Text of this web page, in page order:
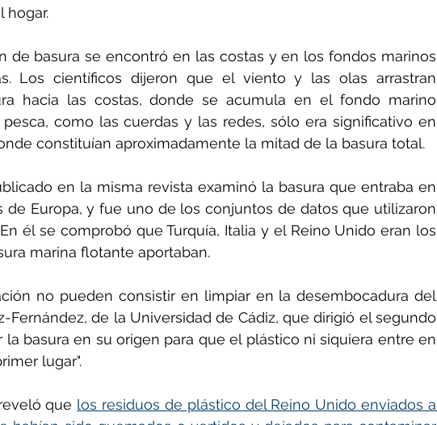
hogar.
de basura se encontró en las costas y en los fondos marinos
Los científicos dijeron que el viento y las olas arrastran
hacia las costas, donde se acumula en el fondo marino
como las cuerdas y las redes, sólo era significativo en
constituían aproximadamente la mitad de la basura total.
en la misma revista examinó la basura que entraba en
de Europa, y fue uno de los conjuntos de datos que utilizaron
él se comprobó que Turquía, Italia y el Reino Unido eran los
marina flotante aportaban.
no pueden consistir en limpiar en la desembocadura del
Fernández, de la Universidad de Cádiz, que dirigió el segundo
la basura en su origen para que el plástico ni siquiera entre en
lugar".
que los residuos de plástico del Reino Unido enviados a